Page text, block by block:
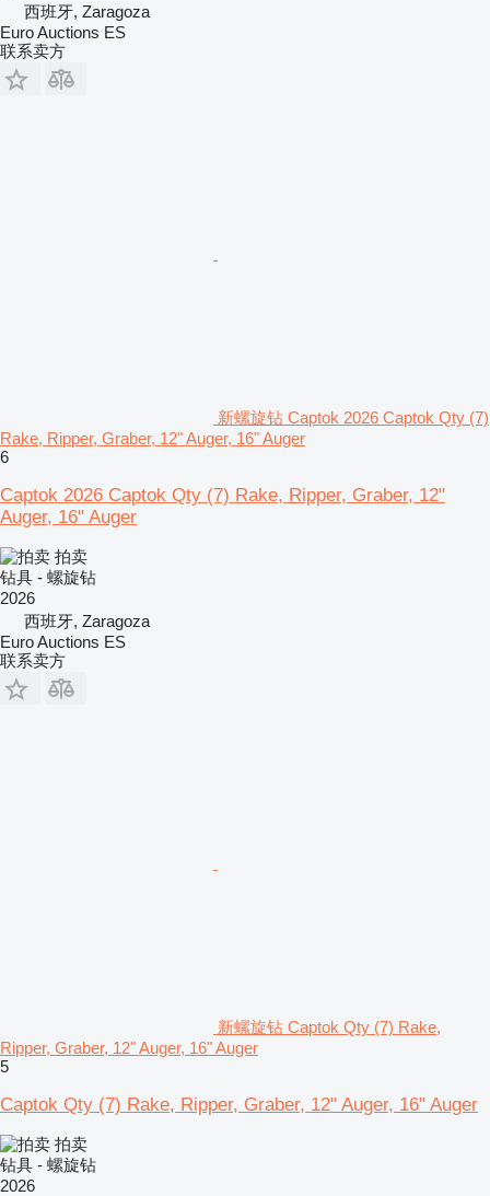
西班牙, Zaragoza
Euro Auctions ES
联系卖方
新螺旋钻 Captok 2026 Captok Qty (7)
Rake, Ripper, Graber, 12" Auger, 16" Auger
6
Captok 2026 Captok Qty (7) Rake, Ripper, Graber, 12"
Auger, 16" Auger
拍卖
钻具 - 螺旋钻
2026
西班牙, Zaragoza
Euro Auctions ES
联系卖方
新螺旋钻 Captok Qty (7) Rake,
Ripper, Graber, 12" Auger, 16" Auger
5
Captok Qty (7) Rake, Ripper, Graber, 12" Auger, 16" Auger
拍卖
钻具 - 螺旋钻
2026